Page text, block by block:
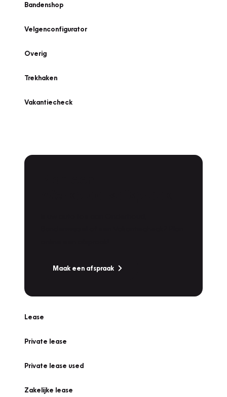
Bandenshop
Velgenconfigurator
Overig
Trekhaken
Vakantiecheck
Maak een afspraak
Lease
Private lease
Private lease used
Zakelijke lease